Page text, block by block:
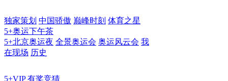
独家策划 中国骄傲 巅峰时刻 体育之星
5+奥运下午茶
5+北京奥运夜 全景奥运会 奥运风云会 我
在现场 历史
5+VIP 有奖竞猜